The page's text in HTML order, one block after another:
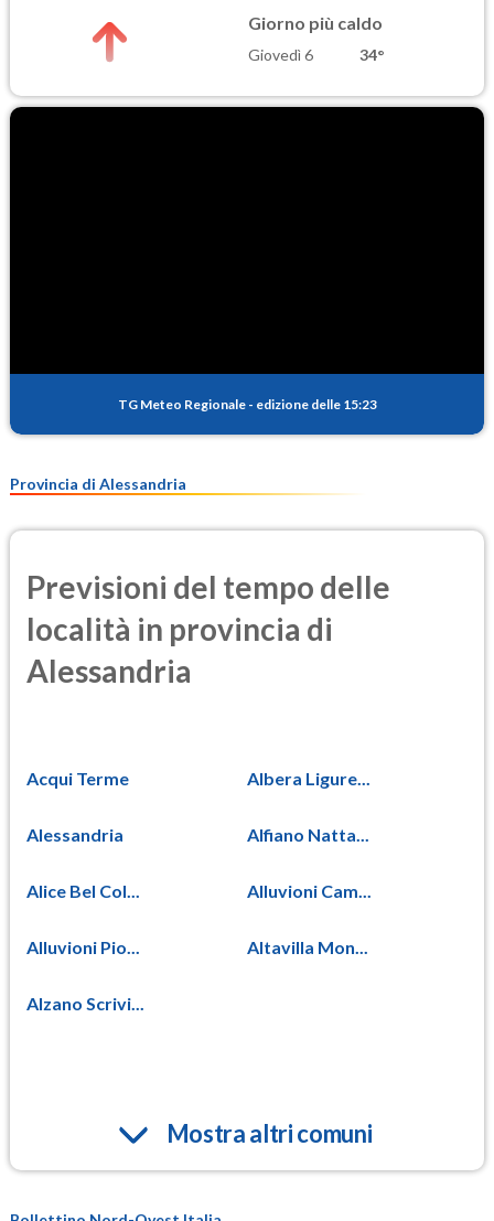
Giorno più caldo
Giovedì 6 34°
TG Meteo Regionale - edizione delle 15:23
Provincia di Alessandria
Previsioni del tempo delle
località in provincia di
Alessandria
Acqui Terme Albera Ligure...
Alessandria Alfiano Natta...
Alice Bel Col... Alluvioni Cam...
Alluvioni Pio... Altavilla Mon...
Alzano Scrivi...
Mostra altri comuni